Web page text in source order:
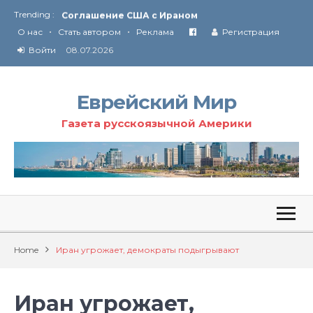
Trending :
Соглашение США с Ираном
Технология Революции в Иране
О нас • Стать автором • Реклама
Регистрация
Войти
08.07.2026
Еврейский Мир
Газета русскоязычной Америки
Home Иран угрожает, демократы подыгрывают
Иран угрожает,